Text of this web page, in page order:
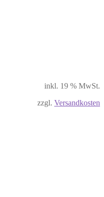
inkl. 19 % MwSt.
zzgl. Versandkosten